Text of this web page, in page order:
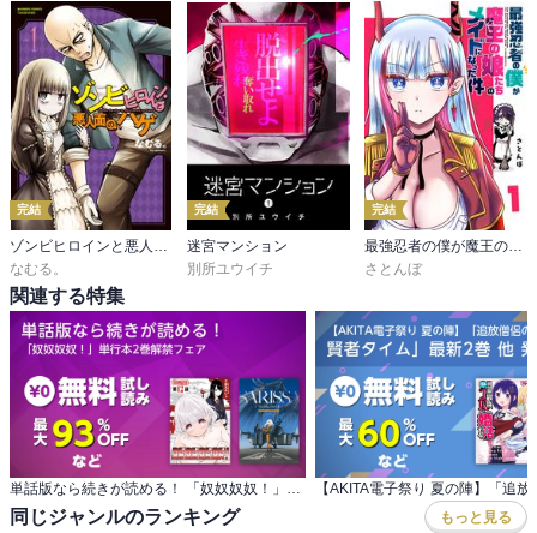
完結
なむる。
完結
迷宮マンション
別所ユウイチ
完結
さとんぼ
関連する特集
同じジャンルのランキング もっと見る